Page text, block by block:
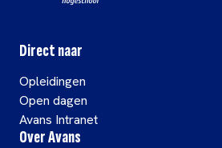
Direct naar
Opleidingen
Open dagen
Avans Intranet
Over Avans